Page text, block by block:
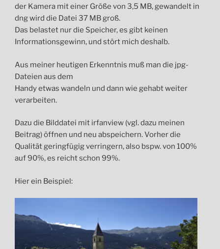
der Kamera mit einer Größe von 3,5 MB, gewandelt in
dng wird die Datei 37 MB groß.
Das belastet nur die Speicher, es gibt keinen
Informationsgewinn, und stört mich deshalb.
Aus meiner heutigen Erkenntnis muß man die jpg-
Dateien aus dem
Handy etwas wandeln und dann wie gehabt weiter
verarbeiten.
Dazu die Bilddatei mit irfanview (vgl. dazu meinen
Beitrag) öffnen und neu abspeichern. Vorher die
Qualität geringfügig verringern, also bspw. von 100%
auf 90%, es reicht schon 99%.
Hier ein Beispiel: